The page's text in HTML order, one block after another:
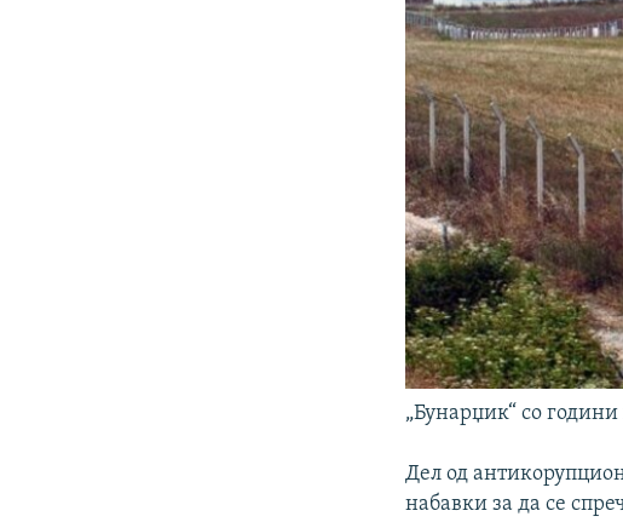
„Бунарџик“ со
Дел од
набавки за да се